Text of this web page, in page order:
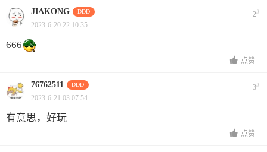
JIAKONG DDD 2#
2023-6-20 22:10:35
666
点赞
76762511 DDD 3#
2023-6-21 03:07:54
有意思，好玩
点赞